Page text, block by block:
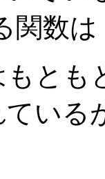
関数
とも
いる